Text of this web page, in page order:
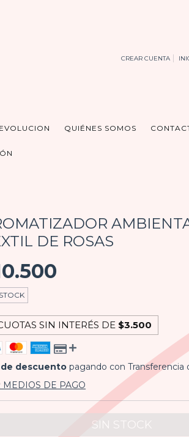
CREAR CUENTA
QUIÉNES SOMOS
DE ROSAS
SIN INTERÉS DE $3.500
de descuento pagando con Transferencia
MEDIOS DE PAGO